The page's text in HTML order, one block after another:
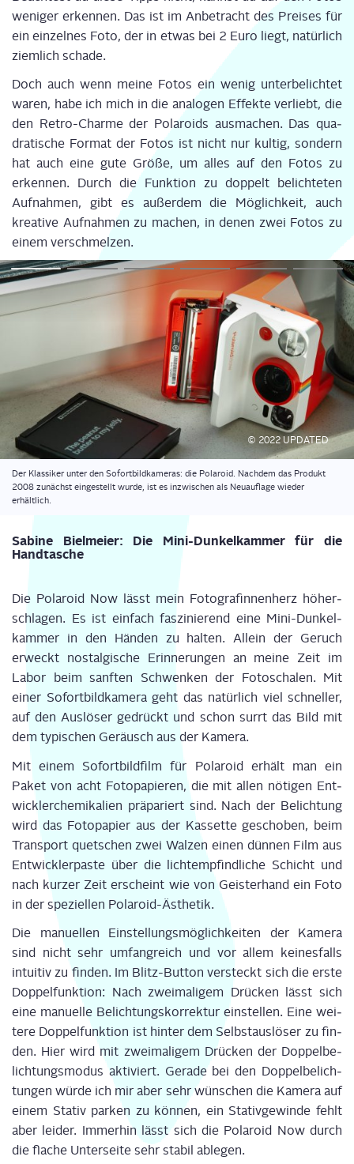
weni­ger erken­nen. Das ist im Anbe­tracht des Prei­ses für
ein ein­zel­nes Foto, der in etwas bei 2 Euro liegt, natür­lich
ziem­lich schade.
Doch auch wenn mei­ne Fotos ein wenig unter­be­lich­tet
waren, habe ich mich in die ana­lo­gen Effek­te ver­liebt, die
den Retro-Charme der Pola­roids aus­ma­chen. Das qua­
dra­ti­sche For­mat der Fotos ist nicht nur kul­tig, son­dern
hat auch eine gute Grö­ße, um alles auf den Fotos zu
erken­nen. Durch die Funk­ti­on zu dop­pelt belich­te­ten
Auf­nah­men, gibt es außer­dem die Mög­lich­keit, auch
krea­ti­ve Auf­nah­men zu machen, in denen zwei Fotos zu
einem verschmelzen.
© 2022 UPDATED
Der Klas­si­ker unter den Sofort­bild­ka­me­ras: die Pola­roid. Nach­dem das Pro­dukt
2008 zunächst ein­ge­stellt wur­de, ist es inzwi­schen als Neu­auf­la­ge wie­der
erhältlich.
Sabi­ne Biel­mei­er: Die Mini-Dun­kel­kam­mer für die
Handtasche
Die Pola­roid Now lässt mein Foto­gra­fin­nen­herz höher­
schla­gen. Es ist ein­fach fas­zi­nie­rend eine Mini-Dun­kel­
kam­mer in den Hän­den zu hal­ten. Allein der Geruch
erweckt nost­al­gi­sche Erin­ne­run­gen an mei­ne Zeit im
Labor beim sanf­ten Schwen­ken der Foto­scha­len. Mit
einer Sofort­bild­ka­me­ra geht das natür­lich viel schnel­ler,
auf den Aus­lö­ser gedrückt und schon surrt das Bild mit
dem typi­schen Geräusch aus der Kamera.
Mit einem Sofort­bild­film für Pola­roid erhält man ein
Paket von acht Foto­pa­pie­ren, die mit allen nöti­gen Ent­
wick­ler­che­mi­ka­li­en prä­pa­riert sind. Nach der Belich­tung
wird das Foto­pa­pier aus der Kas­set­te gescho­ben, beim
Trans­port quet­schen zwei Wal­zen einen dün­nen Film aus
Ent­wick­ler­pas­te über die licht­emp­find­li­che Schicht und
nach kur­zer Zeit erscheint wie von Geis­ter­hand ein Foto
in der spe­zi­el­len Pola­roid-Ästhe­tik.
Die manu­el­len Ein­stel­lungs­mög­lich­kei­ten der Kame­ra
sind nicht sehr umfang­reich und vor allem kei­nes­falls
intui­tiv zu fin­den. Im Blitz-But­ton ver­steckt sich die ers­te
Dop­pel­funk­ti­on: Nach zwei­ma­li­gem Drü­cken lässt sich
eine manu­el­le Belich­tungs­kor­rek­tur ein­stel­len. Eine wei­
te­re Dop­pel­funk­ti­on ist hin­ter dem Selbst­aus­lö­ser zu fin­
den. Hier wird mit zwei­ma­li­gem Drü­cken der Dop­pel­be­
lich­tungs­mo­dus akti­viert. Gera­de bei den Dop­pel­be­lich­
tun­gen wür­de ich mir aber sehr wün­schen die Kame­ra auf
einem Sta­tiv par­ken zu kön­nen, ein Sta­tiv­ge­win­de fehlt
aber lei­der. Immer­hin lässt sich die Pola­roid Now durch
die fla­che Unter­sei­te sehr sta­bil ablegen.